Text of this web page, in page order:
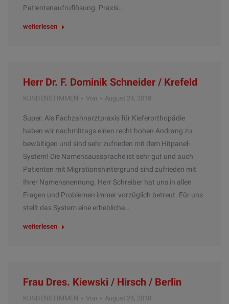
Patientenaufruflösung. Praxis…
weiterlesen
Herr Dr. F. Dominik Schneider / Krefeld
KUNDENSTIMMEN Von August 24, 2018
Super. Als Fachzahnarztpraxis für Kieferorthopädie
haben wir nachmittags einen recht hohen Andrang zu
bewältigen und sind sehr zufrieden mit dem Hitpanel-
System! Die Namensaussprache ist sehr gut und auch
Patienten mit Migrationshintergrund sind zufrieden mit
Ihrer Namensnennung. Herr Schreiber hat uns in allen
Fragen und Problemen immer vorzüglich betreut. Für uns
stellt das System eine erhebliche…
weiterlesen
Frau Dres. Kiewski / Hirsch / Berlin
KUNDENSTIMMEN Von August 24, 2018